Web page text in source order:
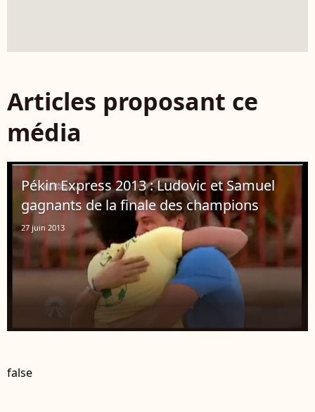
Articles proposant ce
média
Pékin Express 2013 : Ludovic et Samuel
gagnants de la finale des champions
27 juin 2013
false